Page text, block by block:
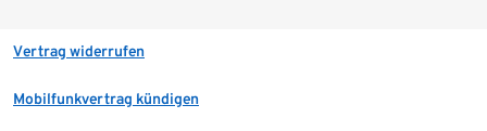
Vertrag widerrufen
Mobilfunkvertrag kündigen